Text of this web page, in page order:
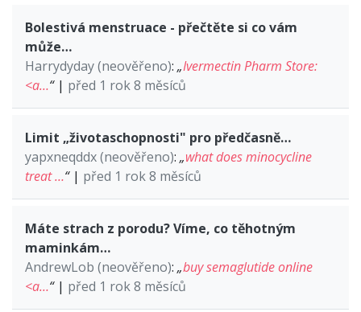
Bolestivá menstruace - přečtěte si co vám
může…
Harrydyday (neověřeno): „Ivermectin Pharm Store:
<a…“| před 1 rok 8 měsíců
Limit „životaschopnosti" pro předčasně…
yapxneqddx (neověřeno): „what does minocycline
treat …“| před 1 rok 8 měsíců
Máte strach z porodu? Víme, co těhotným
maminkám…
AndrewLob (neověřeno): „buy semaglutide online
<a…“| před 1 rok 8 měsíců